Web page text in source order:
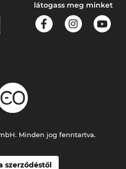
látogass meg minket
szerződéstől
Minden jog fenntartva.